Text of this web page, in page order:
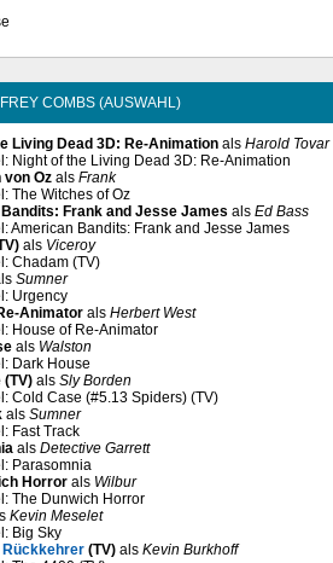
COMBS (AUSWAHL)
Living Dead 3D: Re-Animation als Harold Tovar
Night of the Living Dead 3D: Re-Animation
von Oz als Frank
The Witches of Oz
Frank and Jesse James als Ed Bass
American Bandits: Frank and Jesse James
als Viceroy
Chadam (TV)
Sumner
Urgency
Animator als Herbert West
House of Re-Animator
als Walston
Dark House
(TV) als Sly Borden
Cold Case (#5.13 Spiders) (TV)
als Sumner
Fast Track
als Detective Garrett
Parasomnia
Horror als Wilbur
The Dunwich Horror
Kevin Meselet
Big Sky
Rückkehrer (TV) als Kevin Burkhoff